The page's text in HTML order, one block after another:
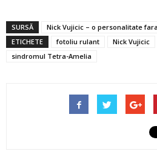
SURSĂ
Nick Vujicic – o personalitate
ETICHETE
fotoliu rulant Nick Vujicic
sindromul Tetra-Amelia